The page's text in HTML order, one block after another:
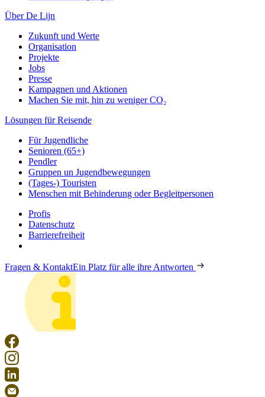
Über De Lijn
Zukunft und Werte
Organisation
Projekte
Jobs
Presse
Kampagnen und Aktionen
Machen Sie mit, hin zu weniger CO₂
Lösungen für Reisende
Für Jugendliche
Senioren (65+)
Pendler
Gruppen un Jugendbewegungen
(Tages-) Touristen
Menschen mit Behinderung oder Begleitpersonen
Profis
Datenschutz
Barrierefreiheit
Fragen & KontaktEin Platz für alle ihre Antworten